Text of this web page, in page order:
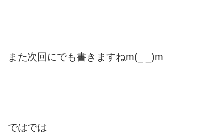
また次回にでも書きますねm(_ _)m
ではでは